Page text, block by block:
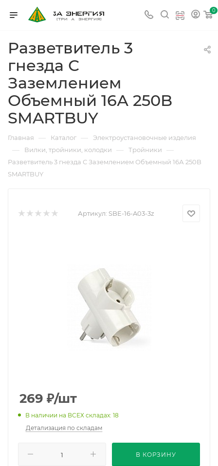
0
Разветвитель 3
гнезда С
Заземлением
Объемный 16А 250B
SMARTBUY
Главная — Каталог — Электроустановочные изделия
— Вилки, тройники, колодки — Тройники —
Разветвитель 3 гнезда С Заземлением Объемный 16А 250B
SMARTBUY
Артикул: SBE-16-A03-3z
269 ₽/шт
В наличии на ВСЕХ складах: 18
Детализация по складам
В КОРЗИНУ